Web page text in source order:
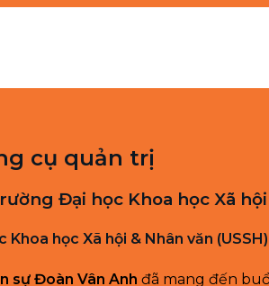
cụ quản trị
Đại học Khoa học Xã hội
học Xã hội & Nhân văn
sự Đoàn Vân Anh đã mang đến